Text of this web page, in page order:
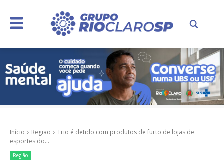
Início Região
Trio é detido com produtos de furto de lojas de
esportes do...
Região